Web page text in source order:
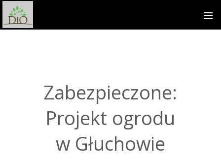
Zabezpieczone:
Projekt ogrodu
w Głuchowie